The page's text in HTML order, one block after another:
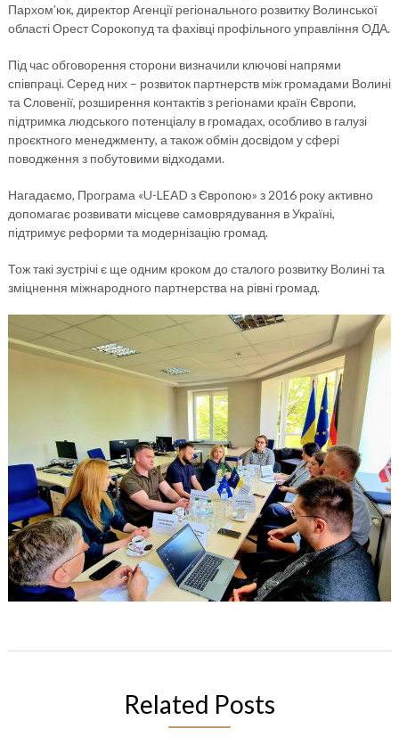
Пархом’юк, директор Агенції регіонального розвитку Волинської
області Орест Сорокопуд та фахівці профільного управління ОДА.
Під час обговорення сторони визначили ключові напрями
співпраці. Серед них – розвиток партнерств між громадами Волині
та Словенії, розширення контактів з регіонами країн Європи,
підтримка людського потенціалу в громадах, особливо в галузі
проєктного менеджменту, а також обмін досвідом у сфері
поводження з побутовими відходами.
Нагадаємо, Програма «U-LEAD з Європою» з 2016 року активно
допомагає розвивати місцеве самоврядування в Україні,
підтримує реформи та модернізацію громад.
Тож такі зустрічі є ще одним кроком до сталого розвитку Волині та
зміцнення міжнародного партнерства на рівні громад.
Related Posts